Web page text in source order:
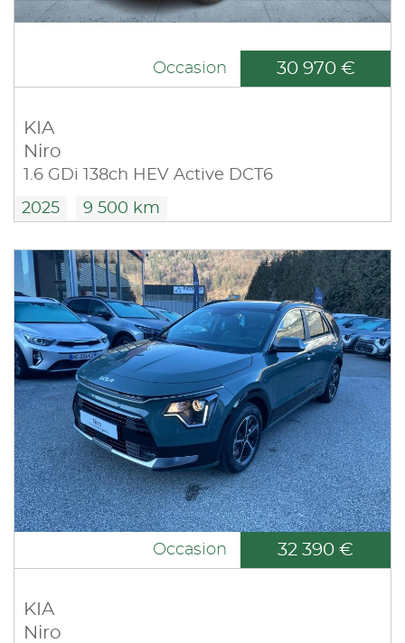
Occasion 30 970 €
KIA
Niro
1.6 GDi 138ch HEV Active DCT6
2025 9 500 km
Occasion 32 390 €
KIA
Niro